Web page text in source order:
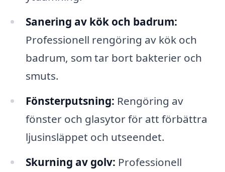
Sanering av kök och badrum:
Professionell rengöring av kök och
badrum, som tar bort bakterier och
smuts.
Fönsterputsning: Rengöring av
fönster och glasytor för att förbättra
ljusinsläppet och utseendet.
Skurning av golv: Professionell